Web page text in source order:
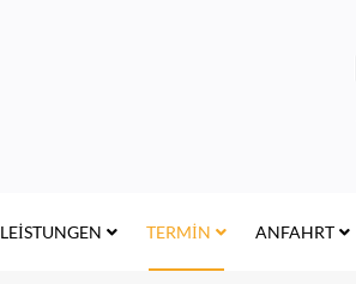
LEISTUNGEN TERMIN ANFAHRT